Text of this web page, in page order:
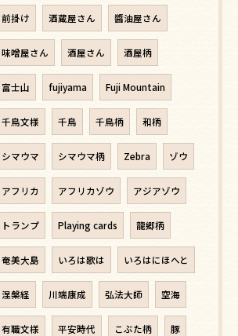
前掛け 酒蔵屋さん 醬油屋さん
味噌屋さん 酒屋さん 酒屋柄
富士山 fujiyama Fuji Mountain
千鳥文様 千鳥 千鳥柄 和柄
シマウマ シマウマ柄 Zebra ゾウ
アフリカ アフリカゾウ アジアゾウ
トランプ Playing cards 龍郷柄
奄美大島 いろは歌は いろはにほへと
涅槃経 川端康成 弘法大師 空海
有職文様 平安時代 こぶた柄 豚